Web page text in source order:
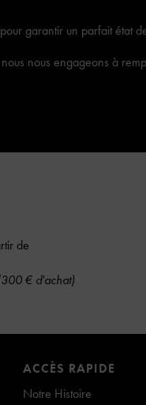
garantir un parfait état
nous engageons à
de
€ d'achat)
ACCÈS RAPIDE
Notre Histoire